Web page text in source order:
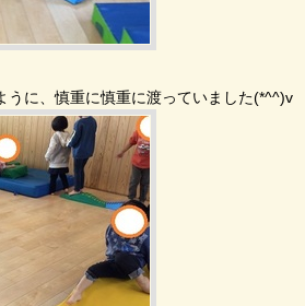
うに、慎重に慎重に渡っていました(*^^)v